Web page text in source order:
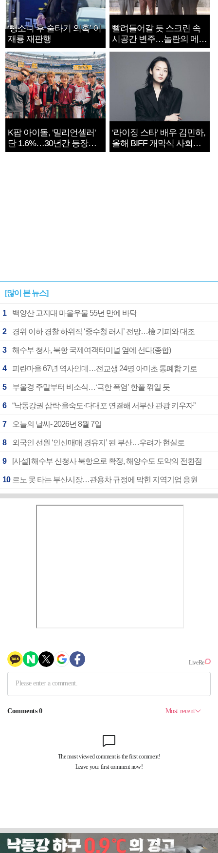
‘뺑소니 후 술타기 의혹’ 이
재룡 재판행
빨려들어갈 듯 스크린 속
시공간 변주…놀란의 메시
지는 ‘전쟁 속죄’
K팝 아이돌, '밀리언셀러'
단 1.6%…30년간 등장
1182개팀 전수조사
‘라이징 스타’ 배우 김민하,
올해 BIFF 개막식 사회자
확정
[많이 본 뉴스]
1 백양산 고지대 마을우물 55년 만에 바닥
2 경위 이하 경찰 하위직 ‘중수청 러시’ 전망…檢 기피와 대조
3 해수부 청사, 북항 국제여객터미널 옆에 선다(종합)
4 피란마을 67년 역사인데…전교생 24명 아미초 통폐합 기로
5 부울경 주말부터 비소식…‘극한 폭염’ 한풀 꺾일 듯
6 “낙동강권 삼락·을숙도·다대포 연결해 서부산 관광 키우자”
7 오늘의 날씨- 2026년 8월 7일
8 외국인 선원 ‘인신매매 경유지’ 된 부산…우려가 현실로
9 [사설] 해수부 신청사 북항으로 확정, 해양수도 도약의 전환점
10 르노 못 타는 부산시장…관용차 규정에 막힌 지역기업 응원